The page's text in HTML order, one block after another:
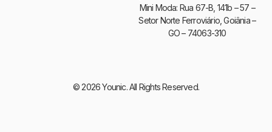
Mini Moda: Rua 67-B, 141b – 57 –
Setor Norte Ferroviário, Goiânia –
GO – 74063-310
© 2026 Younic. All Rights Reserved.